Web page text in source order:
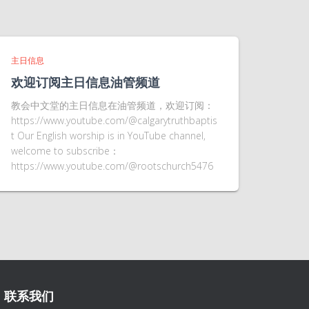
主日信息
欢迎订阅主日信息油管频道
教会中文堂的主日信息在油管频道，欢迎订阅：
https://www.youtube.com/@calgarytruthbaptis
t Our English worship is in YouTube channel,
welcome to subscribe：
https://www.youtube.com/@rootschurch5476
联系我们